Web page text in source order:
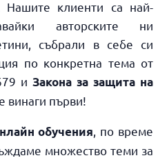
Нашите клиенти са най-
авторските ни
събрали в себе си
по конкретна тема от
и Закона за защита на
винаги първи!
обучения , по време
множество теми за